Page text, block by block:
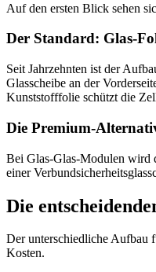
Auf den ersten Blick sehen
Der Standard: Glas-
Seit Jahrzehnten ist der
Glasscheibe an der
Kunststofffolie schützt die
Die Premium-
Bei Glas-Glas-Modulen wird
einer
Die
Der unterschiedliche Aufbau
Kosten.